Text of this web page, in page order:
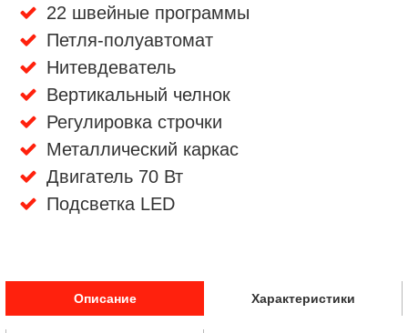
22 швейные программы
Петля-полуавтомат
Нитевдеватель
Вертикальный челнок
Регулировка строчки
Металлический каркас
Двигатель 70 Вт
Подсветка LED
Описание Характеристики